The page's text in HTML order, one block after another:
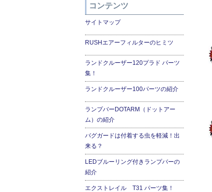
コンテンツ
サイトマップ
RUSHエアーフィルターのヒミツ
ランドクルーザー120プラド パーツ
集！
ランドクルーザー100パーツの紹介
ランプバーDOTARM（ドットアー
ム）の紹介
バグガードは付着する虫を軽減！出
来る？
LEDブルーリング付きランプバーの
紹介
エクストレイル T31 パーツ集！